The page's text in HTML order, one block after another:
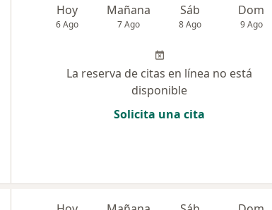
Hoy
6 Ago
Mañana
7 Ago
Sáb
8 Ago
Dom
9 Ago
La reserva de citas en línea no está
disponible
Solicita una cita